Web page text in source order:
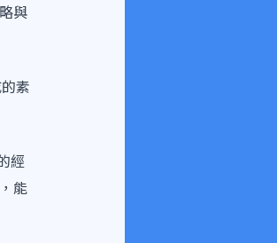
與
素
經
能